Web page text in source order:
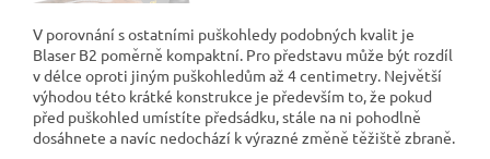
V porovnání s ostatními puškohledy podobných kvalit je
Blaser B2 poměrně kompaktní. Pro představu může být rozdíl
v délce oproti jiným puškohledům až 4 centimetry. Největší
výhodou této krátké konstrukce je především to, že pokud
před puškohled umístíte předsádku, stále na ni pohodlně
dosáhnete a navíc nedochází k výrazné změně těžiště zbraně.